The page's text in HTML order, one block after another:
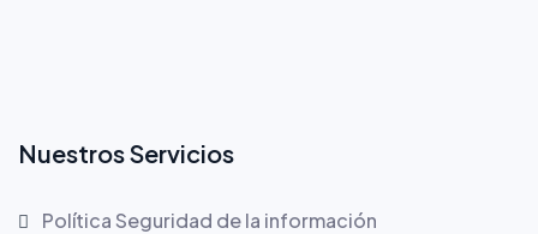
Nuestros Servicios
Política Seguridad de la información